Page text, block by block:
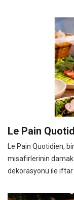
Le Pain
Le Pain Quotidien,
misafirlerinin
dekorasyonu ile iftar